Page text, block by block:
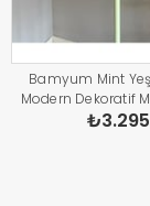
Bamyum Mint
Modern Dekoratif
Oturma Odası